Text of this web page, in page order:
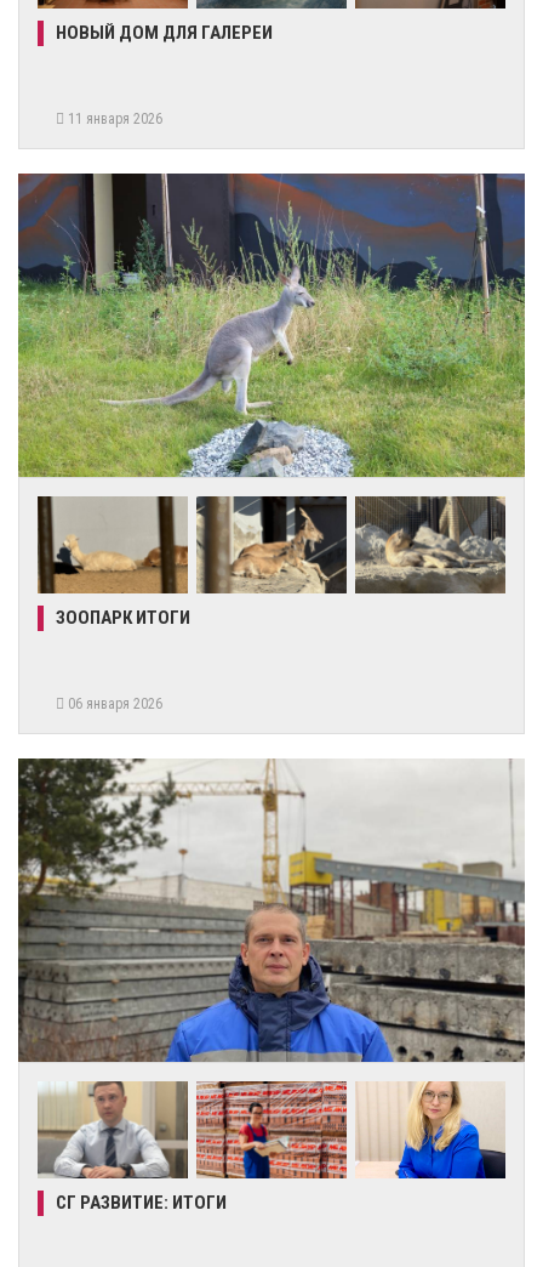
НОВЫЙ ДОМ ДЛЯ ГАЛЕРЕИ
11 января 2026
ЗООПАРК ИТОГИ
06 января 2026
СГ РАЗВИТИЕ: ИТОГИ